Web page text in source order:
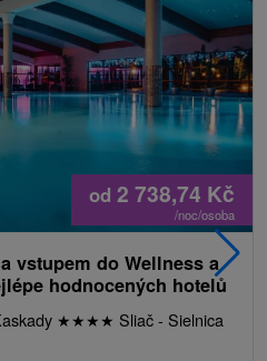
od 2 738,74 Kč
/noc/osoba
vstupem do Wellness a
hodnocených hotelů
★★★★ Sliač - Sielnica